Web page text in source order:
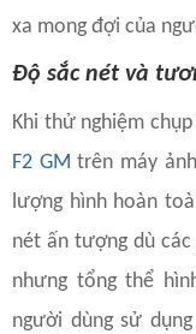
xa mong đợi của
Độ sắc nét và
Khi thử nghiệm
F2 GM trên máy
lượng hình hoàn
nét ấn tượng dù
nhưng tổng thể
người dùng sử